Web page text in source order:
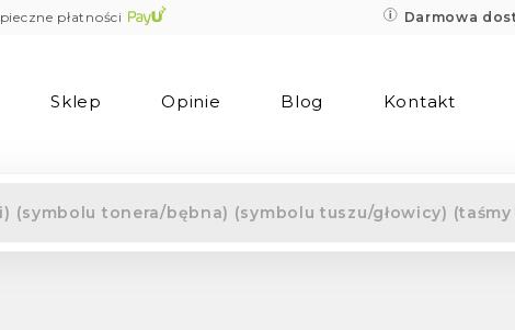
płatności Darmowa
Sklep Opinie Blog Kontakt